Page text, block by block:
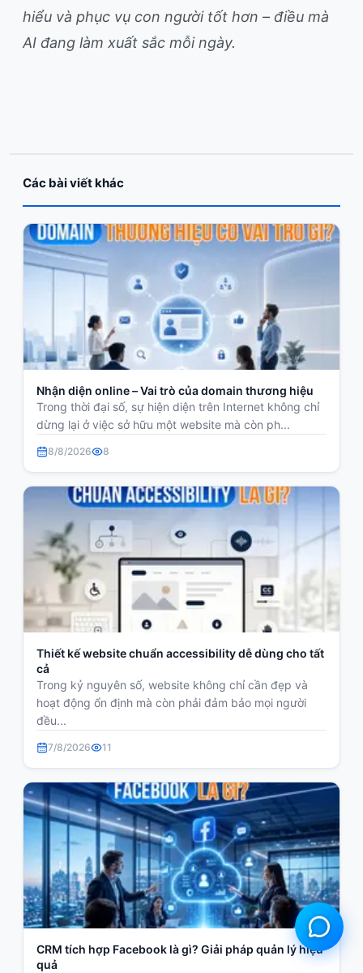
hiểu và phục vụ con người tốt hơn – điều mà
AI đang làm xuất sắc mỗi ngày.
Các bài viết khác
Nhận diện online – Vai trò của domain thương hiệu
Trong thời đại số, sự hiện diện trên Internet không chỉ
dừng lại ở việc sở hữu một website mà còn ph...
8/8/2026 8
Thiết kế website chuẩn accessibility dễ dùng cho tất
cả
Trong kỷ nguyên số, website không chỉ cần đẹp và
hoạt động ổn định mà còn phải đảm bảo mọi người
đều...
7/8/2026 11
CRM tích hợp Facebook là gì? Giải pháp quản lý hiệu
quả